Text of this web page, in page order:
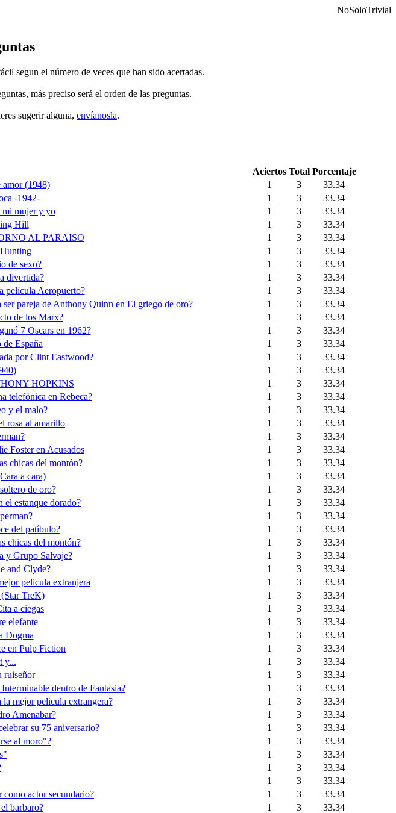
NoSoloTrivial
segun el número de veces que han sido acertadas.
más preciso será el orden de las preguntas.
sugerir alguna, envíanosla.
Aciertos Total Porcentaje
amor (1948) 1 3
33.34
-1942- 1 3
33.34
mi mujer y yo 1 3
33.34
Hill 1 3
33.34
AL PARAISO 1 3
33.34
1 3
33.34
de sexo? 1 3
33.34
divertida? 1 3
33.34
película Aeropuerto? 1 3
33.34
pareja de Anthony Quinn en El griego de oro? 1 3
33.34
de los Marx? 1 3
33.34
7 Oscars en 1962? 1 3
33.34
España 1 3
33.34
por Clint Eastwood? 1 3
33.34
1 3
33.34
HOPKINS 1 3
33.34
telefónica en Rebeca? 1 3
33.34
y el malo? 1 3
33.34
rosa al amarillo 1 3
33.34
1 3
33.34
Foster en Acusados 1 3
33.34
chicas del montón? 1 3
33.34
a cara) 1 3
33.34
de oro? 1 3
33.34
el estanque dorado? 1 3
33.34
1 3
33.34
del patíbulo? 1 3
33.34
chicas del montón? 1 3
33.34
y Grupo Salvaje? 1 3
33.34
and Clyde? 1 3
33.34
pelicula extranjera 1 3
33.34
TreK) 1 3
33.34
a ciegas 1 3
33.34
elefante 1 3
33.34
Dogma 1 3
33.34
en Pulp Fiction 1 3
33.34
y... 1 3
33.34
ruiseñor 1 3
33.34
dentro de Fantasia? 1 3
33.34
mejor pelicula extrangera? 1 3
33.34
Amenabar? 1 3
33.34
su 75 aniversario? 1 3
33.34
al moro"? 1 3
33.34
1 3
33.34
1 3
33.34
1 3
33.34
actor secundario? 1 3
33.34
barbaro? 1 3
33.34